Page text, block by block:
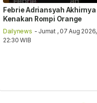
Febrie Adriansyah Akhirnya
Kenakan Rompi Orange
Dailynews - Jumat , 07 Aug 2026,
22:30 WIB